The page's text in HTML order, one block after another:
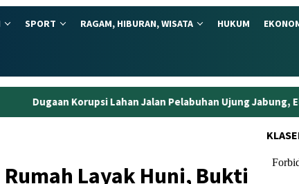
SPORT RAGAM, HIBURAN, WISATA HUKUM
Lahan Jalan Pelabuhan Ujung Jabung, Eks Kepala BPN
Layak Huni, Bukti